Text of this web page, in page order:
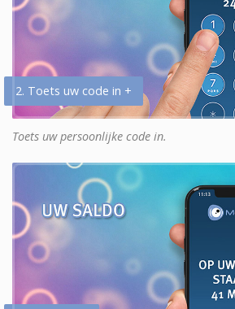
2. Toets uw code in +
Toets uw persoonlijke code in.